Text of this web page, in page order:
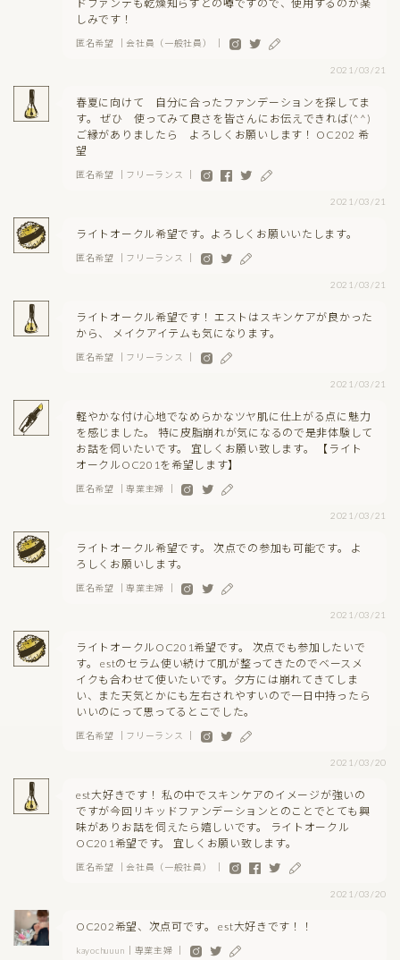
ドファンデも乾燥知らずとの噂ですので、使用するのが楽
しみです！
匿名希望 ｜会社員（一般社員） ｜
2021/03/21
春夏に向けて 自分に合ったファンデーションを探してま
す。 ぜひ 使ってみて良さを皆さんにお伝えできれば(^^)
ご縁がありましたら よろしくお願いします！ OC202 希
望
匿名希望 ｜フリーランス ｜
2021/03/21
ライトオークル希望です。よろしくお願いいたします。
匿名希望 ｜フリーランス ｜
2021/03/21
ライトオークル希望です！ エストはスキンケアが良かった
から、 メイクアイテムも気になります。
匿名希望 ｜フリーランス ｜
2021/03/21
軽やかな付け心地でなめらかなツヤ肌に仕上がる点に魅力
を感じました。 特に皮脂崩れが気になるので是非体験して
お話を伺いたいです。 宜しくお願い致します。 【ライト
オークルOC201を希望します】
匿名希望 ｜専業主婦 ｜
2021/03/21
ライトオークル希望です。 次点での参加も可能です。 よ
ろしくお願いします。
匿名希望 ｜専業主婦 ｜
2021/03/21
ライトオークルOC201希望です。 次点でも参加したいで
す。 estのセラム使い続けて肌が整ってきたのでベースメ
イクも合わせて使いたいです。夕方には崩れてきてしま
い、また天気とかにも左右されやすいので一日中持ったら
いいのにって思ってるとこでした。
匿名希望 ｜フリーランス ｜
2021/03/20
est大好きです！ 私の中でスキンケアのイメージが強いの
ですが今回リキッドファンデーションとのことでとても興
味がありお話を伺えたら嬉しいです。 ライトオークル
OC201希望です。 宜しくお願い致します。
匿名希望 ｜会社員（一般社員） ｜
2021/03/20
OC202希望、次点可です。 est大好きです！！
kayochuuun｜専業主婦 ｜